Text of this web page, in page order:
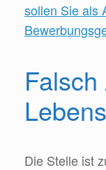
sollen Sie als
Die Stelle ist